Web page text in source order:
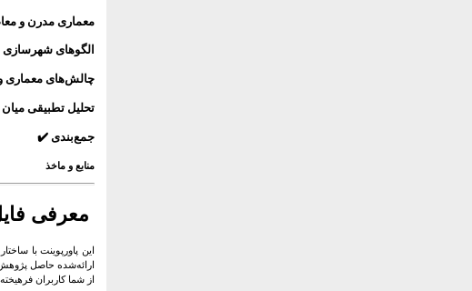
معماری مدرن و
الگوهای
چالش‌های معماری
تحلیل تطبیقی
جمع‌بندی ✔️
منابع و ماخذ
معرفی
این پاورپوینت با
ارائه‌شده حاصل پژوهش
از شما کاربران